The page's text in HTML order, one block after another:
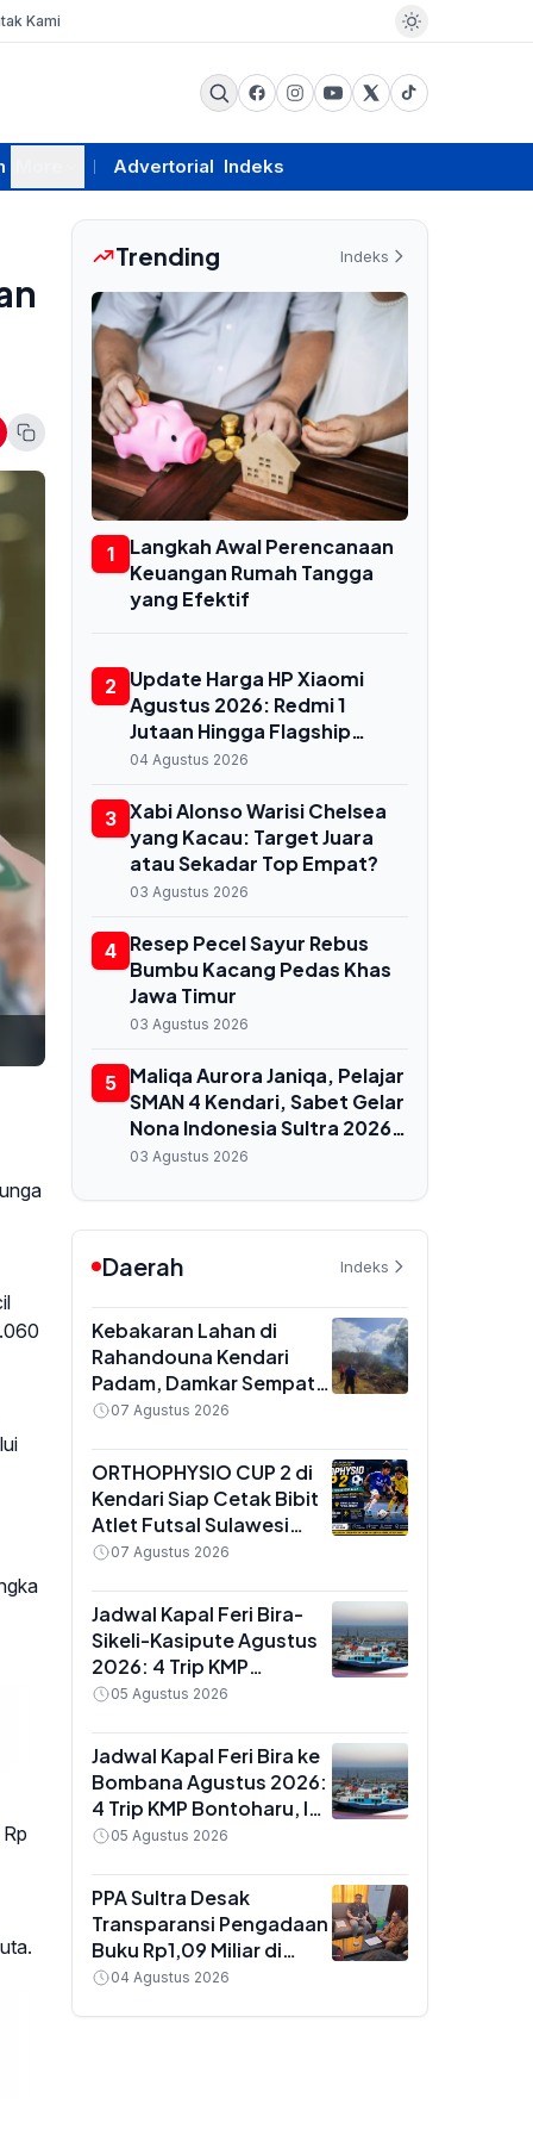
Kami
Advertorial Indeks
Trending Indeks
1
Langkah Awal Perencanaan
Keuangan Rumah Tangga
yang Efektif
2
Update Harga HP Xiaomi
Agustus 2026: Redmi 1
Jutaan Hingga Flagship
Snapdragon 8 Elite Gen 5
04 Agustus 2026
3 Xabi Alonso Warisi Chelsea
yang Kacau: Target Juara
atau Sekadar Top Empat?
03 Agustus 2026
4 Resep Pecel Sayur Rebus
Bumbu Kacang Pedas Khas
Jawa Timur
03 Agustus 2026
5 Maliqa Aurora Janiqa, Pelajar
SMAN 4 Kendari, Sabet Gelar
Nona Indonesia Sultra 2026
dan Siap Berlaga di
03 Agustus 2026
Daerah Indeks
Kebakaran Lahan di
Rahandouna Kendari
Padam, Damkar Sempat
Padamkan Api yang
07 Agustus 2026
ORTHOPHYSIO CUP 2 di
Kendari Siap Cetak Bibit
Atlet Futsal Sulawesi
Tenggara, Total Hadiah
07 Agustus 2026
Jadwal Kapal Feri Bira-
Sikeli-Kasipute Agustus
2026: 4 Trip KMP
Bontoharu dan Rincian
hingga Kendaraan
Golongan IX
05 Agustus 2026
Jadwal Kapal Feri Bira ke
Bombana Agustus 2026:
4 Trip KMP Bontoharu, Ini
Rincian Harga Tiket
Golongan IX
05 Agustus 2026
PPA Sultra Desak
Transparansi Pengadaan
Buku Rp1,09 Miliar di
Konawe, Plt Kadis Dikbud
04 Agustus 2026